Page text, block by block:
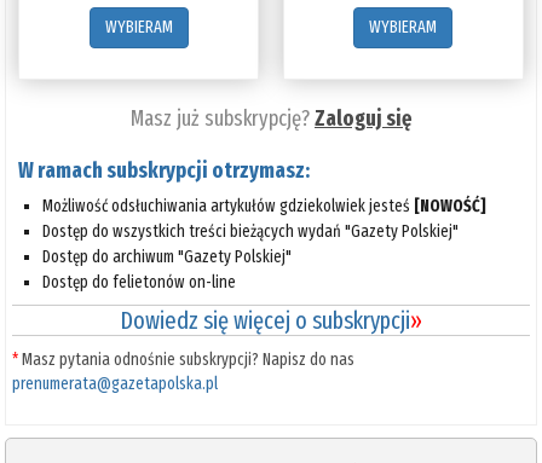
WYBIERAM
WYBIERAM
Masz już subskrypcję?Zaloguj się
W ramach subskrypcji otrzymasz:
Możliwość odsłuchiwania artykułów gdziekolwiek jesteś [NOWOŚĆ]
Dostęp do wszystkich treści bieżących wydań "Gazety Polskiej"
Dostęp do archiwum "Gazety Polskiej"
Dostęp do felietonów on-line
Dowiedz się więcej o subskrypcji»
*Masz pytania odnośnie subskrypcji? Napisz do nas
prenumerata@gazetapolska.pl